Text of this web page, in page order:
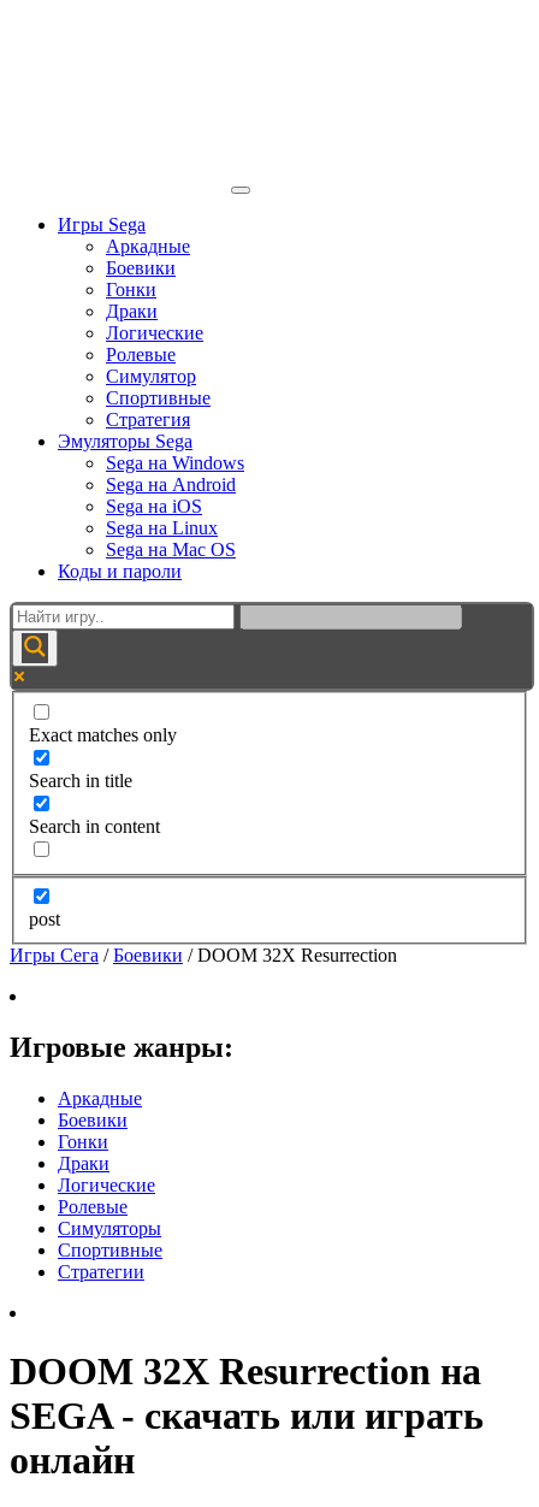
Игры Sega
Аркадные
Боевики
Гонки
Драки
Логические
Ролевые
Симулятор
Спортивные
Стратегия
Эмуляторы Sega
Sega на Windows
Sega на Android
Sega на iOS
Sega на Linux
Sega на Mac OS
Коды и пароли
Exact matches only
Search in title
Search in content
post
Игры Сега /Боевики /DOOM 32X Resurrection
Игровые жанры:
Аркадные
Боевики
Гонки
Драки
Логические
Ролевые
Симуляторы
Спортивные
Стратегии
DOOM 32X Resurrection на
SEGA - скачать или играть
онлайн